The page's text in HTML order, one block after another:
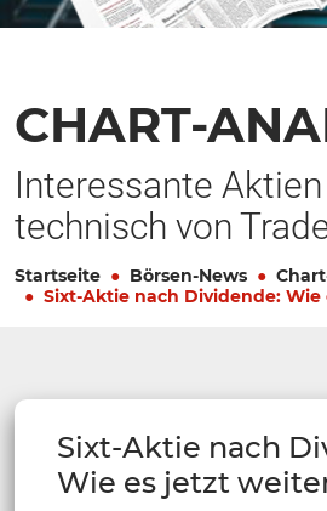
CHART-
Interessante
technisch von
Startseite Börsen-News
Sixt-Aktie nach Dividende:
Sixt-Aktie nach
Wie es jetzt